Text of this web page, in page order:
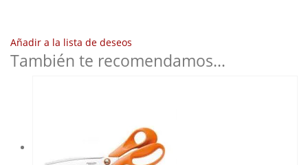
Añadir a la lista de deseos
También te recomendamos…